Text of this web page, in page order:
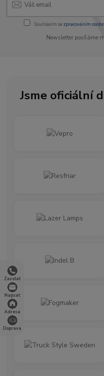
Zavolat
Napsat
Adresa
Doprava
Souhlasím se zpracováním
Newsletter posíláme
Jsme oficiální